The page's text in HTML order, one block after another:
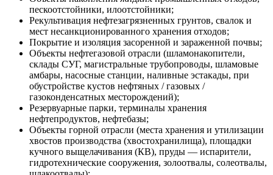
пескоотстойники, илоотстойники;
Рекультивация нефтезагрязненных грунтов, свалок и
мест несанкционированного хранения отходов;
Покрытие и изоляция засоренной и зараженной почвы;
Объекты нефтегазовой отрасли (шламонакопители,
склады СУГ, магистральные трубопроводы, шламовые
амбары, насосные станции, наливные эстакады, при
обустройстве кустов нефтяных / газовых /
газоконденсатных месторождений);
Резервуарные парки, терминалы хранения
нефтепродуктов, нефтебазы;
Объекты горной отрасли (места хранения и утилизации
хвостов производства (хвостохранилища), площадки
кучного выщелачивания (КВ), пруды — испарители,
гидротехнические сооружения, золоотвалы, солеотвалы,